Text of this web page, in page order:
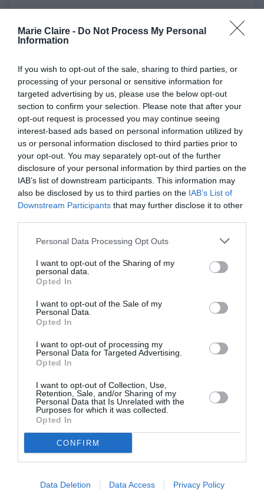
Marie Claire - Do Not Process My Personal
Information
If you wish to opt-out of the sale, sharing to third parties, or
processing of your personal or sensitive information for
targeted advertising by us, please use the below opt-out
section to confirm your selection. Please note that after your
opt-out request is processed you may continue seeing
interest-based ads based on personal information utilized by
us or personal information disclosed to third parties prior to
your opt-out. You may separately opt-out of the further
disclosure of your personal information by third parties on the
IAB’s list of downstream participants. This information may
also be disclosed by us to third parties on the IAB’s List of
Downstream Participants that may further disclose it to other
Personal Data Processing Opt Outs
I want to opt-out of the Sharing of my
personal data.
Opted In
I want to opt-out of the Sale of my
Personal Data.
Opted In
I want to opt-out of processing my
Personal Data for Targeted Advertising.
Opted In
I want to opt-out of Collection, Use,
Retention, Sale, and/or Sharing of my
Personal Data that Is Unrelated with the
Purposes for which it was collected.
Opted In
CONFIRM
Data Deletion Data Access Privacy Policy
Δείτε αυτή τη δημοσίευση στο Instagram.
Τα κόκκινα χείλη καταφέρνουν να τονώσουν
μοιραστώ αυτό τη αίσθηση ενδυνάμωσης μαζί
έκδοση του κραγιόν Kind Words Matte στην
απόχρωση Devoted, ένα αληθινό κόκκινο που
κολακεύει όλους τους τόνους δέρματος. Το 100%
των πωλήσεων θα πάει στο Rare Impact Fund για
την αύξηση της πρόσβασης σε υπηρεσίες ψυχικής
υγείας και εκπαίδευση για νέους σε όλο τον
κόσμο”, έγραψε ανακοινώνοντας την προσθήκη
της συλλεκτικής κόκκινης απόχρωσης κραγιόν
στηRare Beauty.
Η ίδια συνδύασε τα κόκκινα χείλη με ένα ακόμα